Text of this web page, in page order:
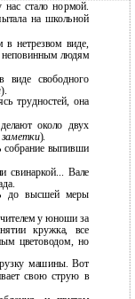
стало нормой.
на школьной
нетрезвом виде,
неповинным людям
свободного
).
трудностей, она
около двух
заметки).
собрание выпивши
свинаркой... Вале
до высшей меры
у юноши за
кружка, все
цветоводом, но
машины. Вот
свою струю в